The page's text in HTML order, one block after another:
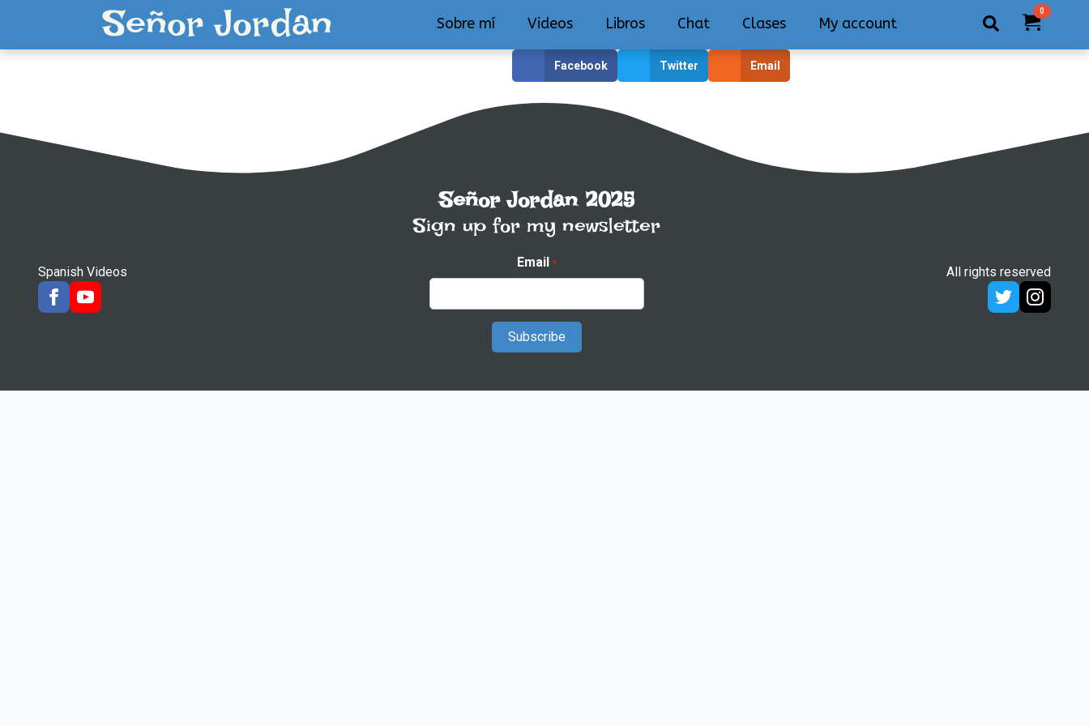
Señor Jordan Sobre mí Videos Libros Chat Clases My account
Search
0
Facebook Twitter Email
Spanish Videos
Señor Jordan 2025
Sign up for my newsletter
Email *
All rights reserved